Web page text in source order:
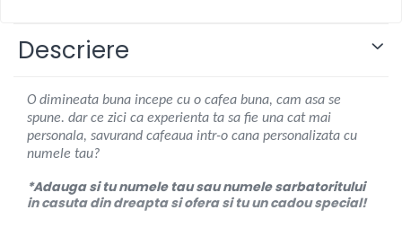
Descriere
O dimineata buna incepe cu o cafea buna, cam asa se
spune. dar ce zici ca experienta ta sa fie una cat mai
personala, savurand cafeaua intr-o cana personalizata cu
numele tau?
*Adauga si tu numele tau sau numele sarbatoritului
in casuta din dreapta si ofera si tu un cadou special!